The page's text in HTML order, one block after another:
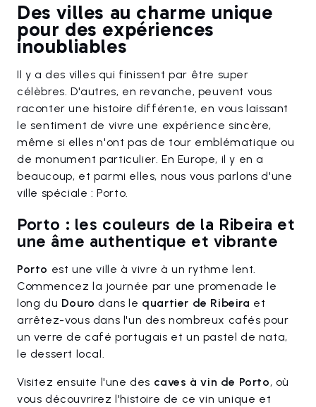
Des villes au charme unique
pour des expériences
inoubliables
Il y a des villes qui finissent par être super
célèbres. D'autres, en revanche, peuvent vous
raconter une histoire différente, en vous laissant
le sentiment de vivre une expérience sincère,
même si elles n'ont pas de tour emblématique ou
de monument particulier. En Europe, il y en a
beaucoup, et parmi elles, nous vous parlons d'une
ville spéciale : Porto.
Porto : les couleurs de la Ribeira et
une âme authentique et vibrante
Porto est une ville à vivre à un rythme lent.
Commencez la journée par une promenade le
long du Douro dans le quartier de Ribeira et
arrêtez-vous dans l'un des nombreux cafés pour
un verre de café portugais et un pastel de nata,
le dessert local.
Visitez ensuite l'une des caves à vin de Porto, où
vous découvrirez l'histoire de ce vin unique et